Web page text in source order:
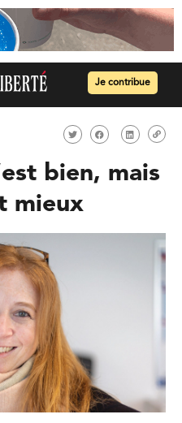
Je contribue
bien, mais
mieux